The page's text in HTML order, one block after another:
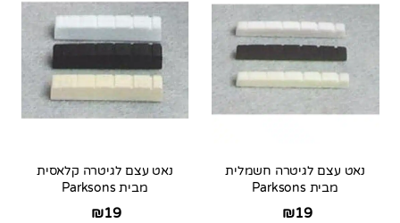
נאט עצם לגיטרה חשמלית
מבית Parksons
₪19
נאט עצם לגיטרה קלאסית
מבית Parksons
₪19